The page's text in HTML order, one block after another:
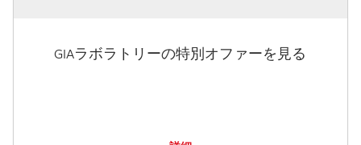
GIAラボラトリーの特別オファーを見る